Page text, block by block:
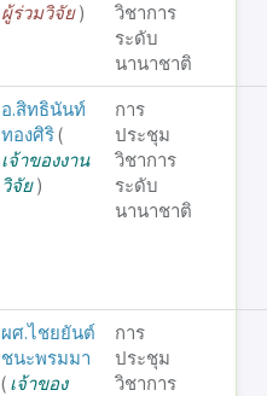
ผู้ร่วมวิจัย)
วิชาการ
ระดับ
นานาชาติ
อ.สิทธินันท์
ทองศิริ(
เจ้าของงาน
วิจัย)
การ
ประชุม
วิชาการ
ระดับ
นานาชาติ
ผศ.ไชยยันต์
ชนะพรมมา
( เจ้าของ
การ
ประชุม
วิชาการ